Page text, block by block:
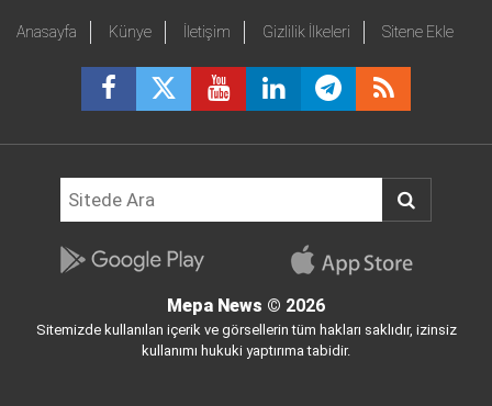
Anasayfa Künye İletişim Gizlilik İlkeleri Sitene Ekle
Mepa News © 2026
Sitemizde kullanılan içerik ve görsellerin tüm hakları saklıdır, izinsiz
kullanımı hukuki yaptırıma tabidir.